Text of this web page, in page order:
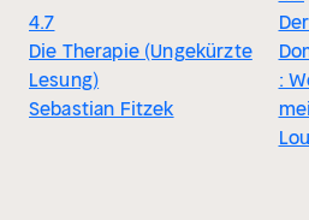
4.7
Die Therapie (Ungekürzte
Lesung)
Sebastian Fitzek
: